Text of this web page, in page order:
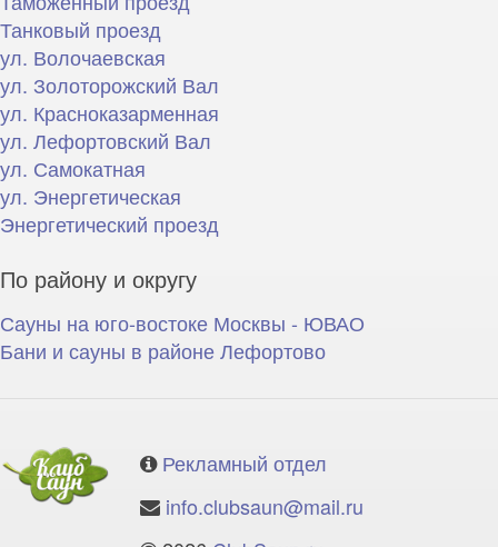
Танковый проезд
ул. Волочаевская
ул. Золоторожский Вал
ул. Красноказарменная
ул. Лефортовский Вал
ул. Самокатная
ул. Энергетическая
Энергетический проезд
По району и округу
Сауны на юго-востоке Москвы - ЮВАО
Бани и сауны в районе Лефортово
Рекламный отдел
info.clubsaun@mail.ru